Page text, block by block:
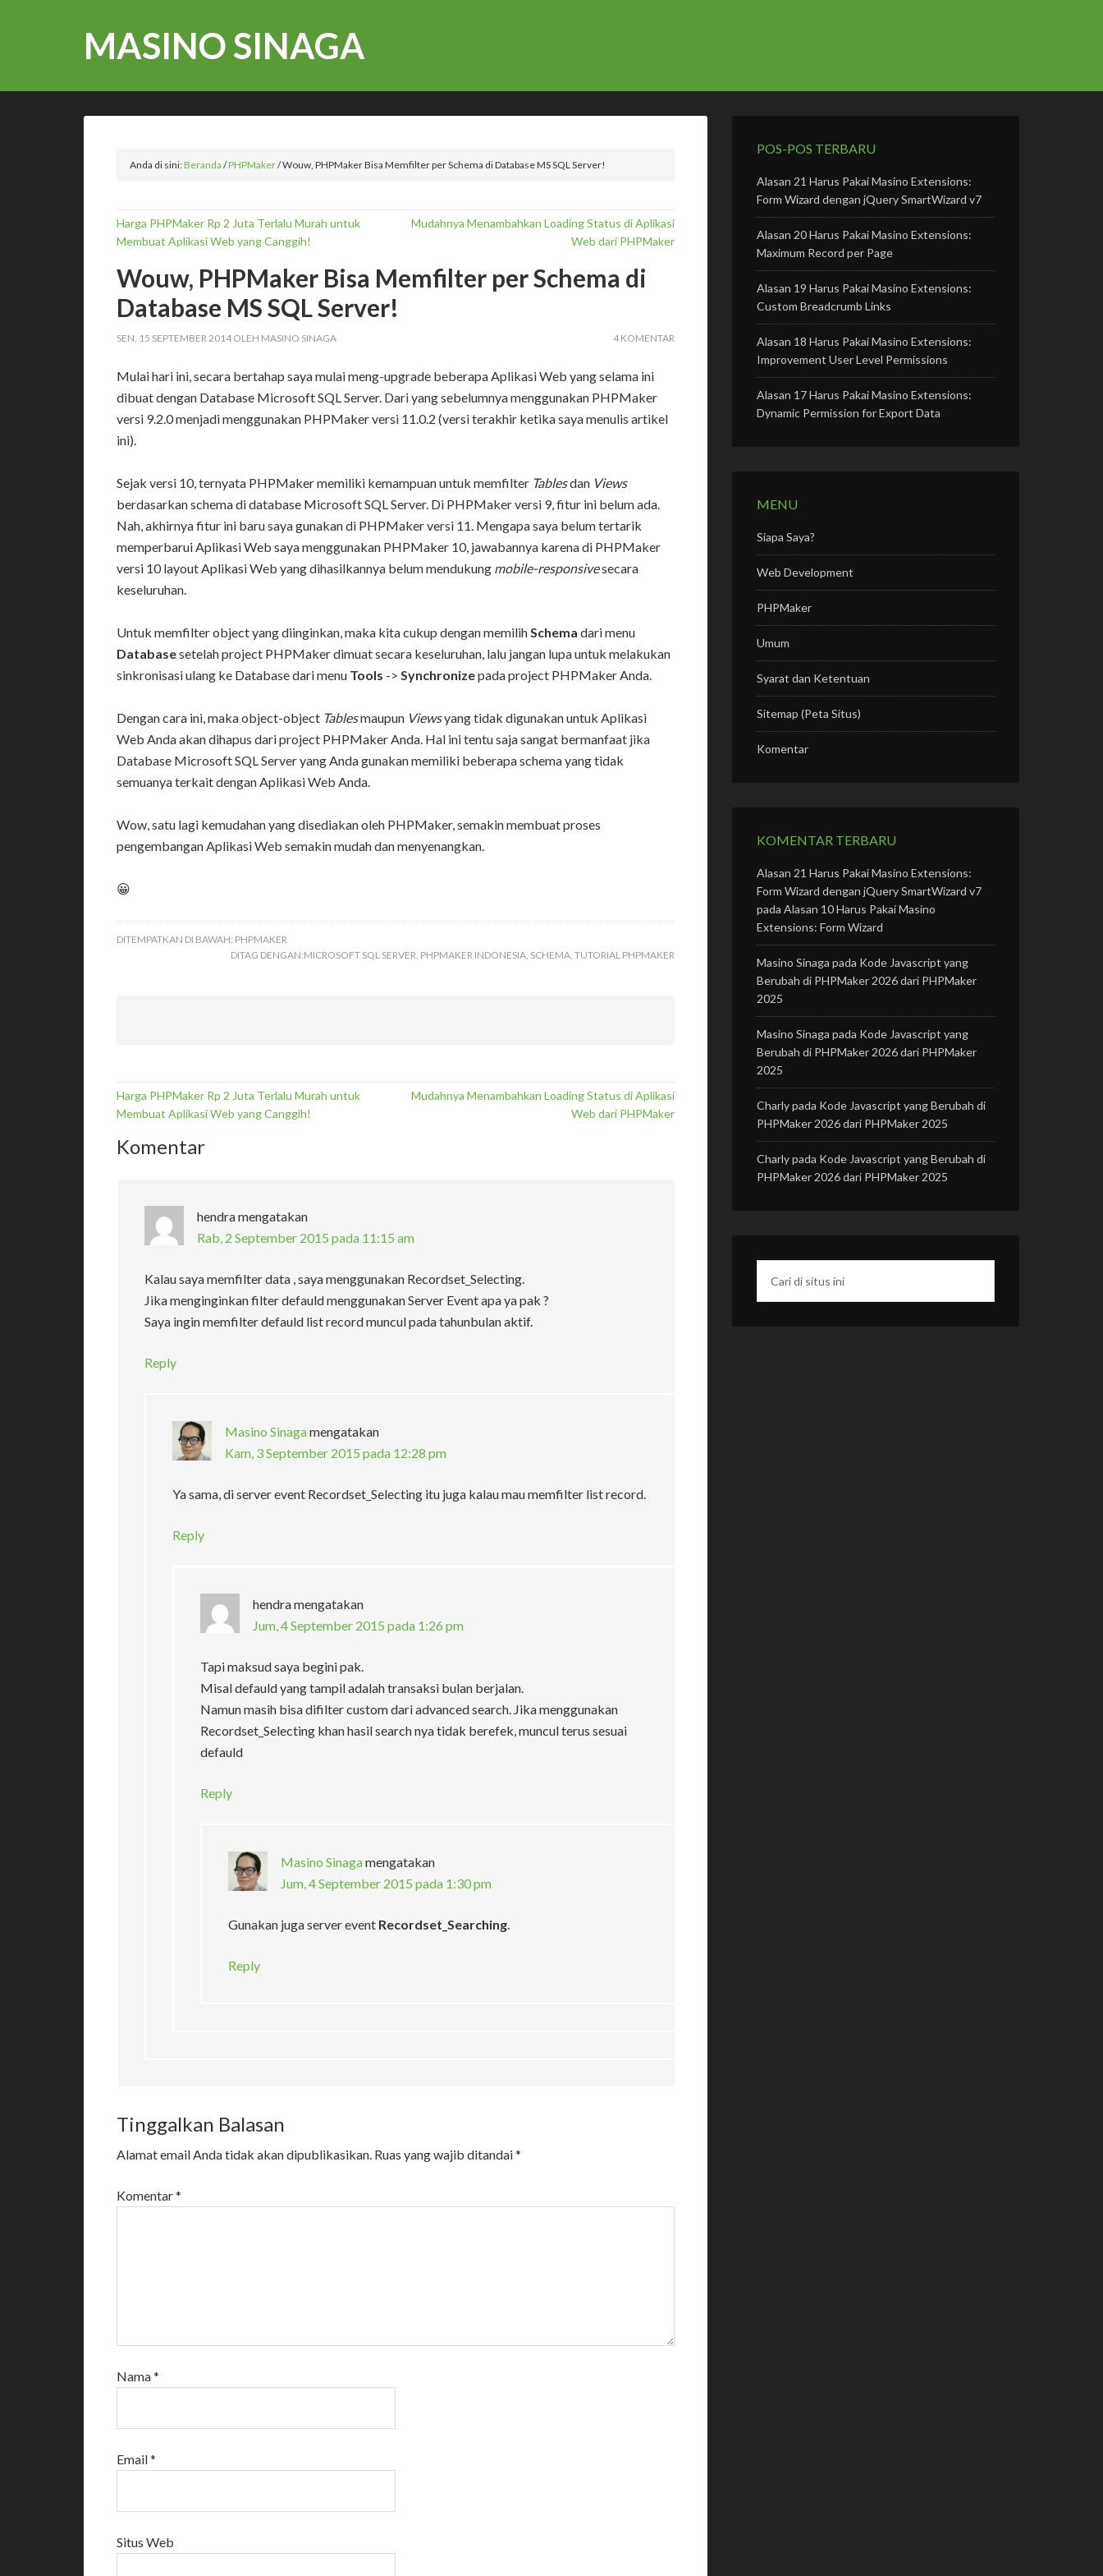
MASINO SINAGA
Anda di sini:Beranda /PHPMaker/Wouw, PHPMaker Bisa Memfilter per Schema di Database MS SQL Server!
Harga PHPMaker Rp 2 Juta Terlalu Murah untuk
Membuat Aplikasi Web yang Canggih!
Mudahnya Menambahkan Loading Status di Aplikasi
Web dari PHPMaker
Wouw, PHPMaker Bisa Memfilter per Schema di
Database MS SQL Server!
SEN, 15 SEPTEMBER 2014 OLEH MASINO SINAGA 4 KOMENTAR
Mulai hari ini, secara bertahap saya mulai meng-upgrade beberapa Aplikasi Web yang selama ini
dibuat dengan Database Microsoft SQL Server. Dari yang sebelumnya menggunakan PHPMaker
versi 9.2.0 menjadi menggunakan PHPMaker versi 11.0.2 (versi terakhir ketika saya menulis artikel
ini).
Sejak versi 10, ternyata PHPMaker memiliki kemampuan untuk memfilter Tablesdan Views
berdasarkan schema di database Microsoft SQL Server. Di PHPMaker versi 9, fitur ini belum ada.
Nah, akhirnya fitur ini baru saya gunakan di PHPMaker versi 11. Mengapa saya belum tertarik
memperbarui Aplikasi Web saya menggunakan PHPMaker 10, jawabannya karena di PHPMaker
versi 10 layout Aplikasi Web yang dihasilkannya belum mendukung mobile-responsivesecara
keseluruhan.
Untuk memfilter object yang diinginkan, maka kita cukup dengan memilihSchema dari menu
Databasesetelah project PHPMaker dimuat secara keseluruhan, lalu jangan lupa untuk melakukan
sinkronisasi ulang ke Database dari menu Tools -> Synchronizepada project PHPMaker Anda.
Dengan cara ini, maka object-object Tablesmaupun Viewsyang tidak digunakan untuk Aplikasi
Web Anda akan dihapus dari project PHPMaker Anda. Hal ini tentu saja sangat bermanfaat jika
Database Microsoft SQL Server yang Anda gunakan memiliki beberapa schema yang tidak
semuanya terkait dengan Aplikasi Web Anda.
Wow, satu lagi kemudahan yang disediakan oleh PHPMaker, semakin membuat proses
pengembangan Aplikasi Web semakin mudah dan menyenangkan.
😀
DITEMPATKAN DI BAWAH: PHPMAKER
DITAG DENGAN:MICROSOFT SQL SERVER, PHPMAKER INDONESIA, SCHEMA, TUTORIAL PHPMAKER
Harga PHPMaker Rp 2 Juta Terlalu Murah untuk
Membuat Aplikasi Web yang Canggih!
Mudahnya Menambahkan Loading Status di Aplikasi
Web dari PHPMaker
Komentar
hendramengatakan
Rab, 2 September 2015 pada 11:15 am
Kalau saya memfilter data , saya menggunakan Recordset_Selecting.
Jika menginginkan filter defauld menggunakan Server Event apa ya pak ?
Saya ingin memfilter defauld list record muncul pada tahunbulan aktif.
Reply
Masino Sinagamengatakan
Kam, 3 September 2015 pada 12:28 pm
Ya sama, di server event Recordset_Selecting itu juga kalau mau memfilter list record.
Reply
hendramengatakan
Jum, 4 September 2015 pada 1:26 pm
Tapi maksud saya begini pak.
Misal defauld yang tampil adalah transaksi bulan berjalan.
Namun masih bisa difilter custom dari advanced search. Jika menggunakan
Recordset_Selecting khan hasil search nya tidak berefek, muncul terus sesuai
defauld
Reply
Masino Sinagamengatakan
Jum, 4 September 2015 pada 1:30 pm
Gunakan juga server event Recordset_Searching.
Reply
Tinggalkan Balasan
Alamat email Anda tidak akan dipublikasikan. Ruas yang wajib ditandai*
Komentar*
Nama*
Email*
Situs Web
POS-POS TERBARU
Alasan 21 Harus Pakai Masino Extensions:
Form Wizard dengan jQuery SmartWizard v7
Alasan 20 Harus Pakai Masino Extensions:
Maximum Record per Page
Alasan 19 Harus Pakai Masino Extensions:
Custom Breadcrumb Links
Alasan 18 Harus Pakai Masino Extensions:
Improvement User Level Permissions
Alasan 17 Harus Pakai Masino Extensions:
Dynamic Permission for Export Data
MENU
Siapa Saya?
Web Development
PHPMaker
Umum
Syarat dan Ketentuan
Sitemap (Peta Situs)
Komentar
KOMENTAR TERBARU
Alasan 21 Harus Pakai Masino Extensions:
Form Wizard dengan jQuery SmartWizard v7
pada Alasan 10 Harus Pakai Masino
Extensions: Form Wizard
Masino Sinaga pada Kode Javascript yang
Berubah di PHPMaker 2026 dari PHPMaker
2025
Masino Sinaga pada Kode Javascript yang
Berubah di PHPMaker 2026 dari PHPMaker
2025
Charlypada Kode Javascript yang Berubah di
PHPMaker 2026 dari PHPMaker 2025
Charlypada Kode Javascript yang Berubah di
PHPMaker 2026 dari PHPMaker 2025